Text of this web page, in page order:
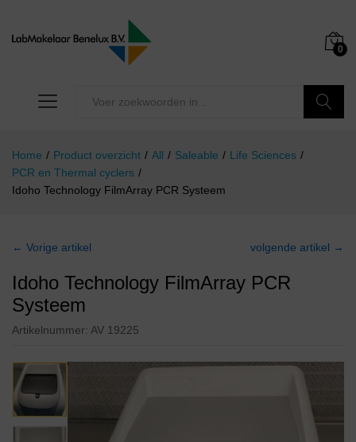
0
Home / Product overzicht / All / Saleable / Life Sciences /
PCR en Thermal cyclers /
Idoho Technology FilmArray PCR Systeem
← Vorige artikel volgende artikel →
Idoho Technology FilmArray PCR
Systeem
Artikelnummer: AV 19225